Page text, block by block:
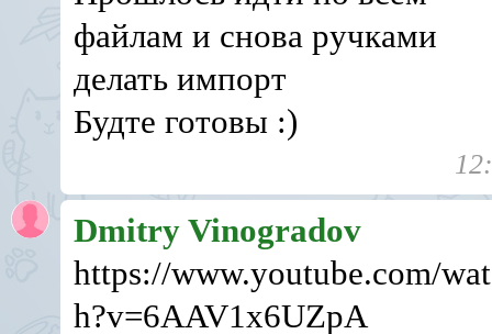
файлам и снова ручками
делать импорт
Будте готовы :)
Dmitry Vinogradov
https://www.youtube.com/
h?v=6AAV1x6UZpA